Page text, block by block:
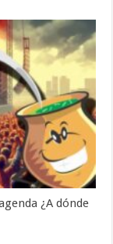
¿A dónde